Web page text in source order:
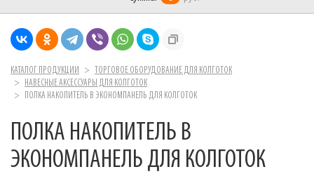
КАТАЛОГ ПРОДУКЦИИ
ТОРГОВОЕ ОБОРУДОВАНИЕ ДЛЯ КОЛГОТОК
НАВЕСНЫЕ АКСЕССУАРЫ ДЛЯ КОЛГОТОК
ПОЛКА НАКОПИТЕЛЬ В ЭКОНОМПАНЕЛЬ ДЛЯ КОЛГОТОК
ПОЛКА НАКОПИТЕЛЬ В
ЭКОНОМПАНЕЛЬ ДЛЯ КОЛГОТОК